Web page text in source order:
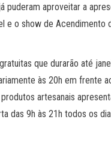
aproveitar a
e o show de Acendimento
que durarão até
às 20h em frente
artesanais
das 9h às 21h todos os